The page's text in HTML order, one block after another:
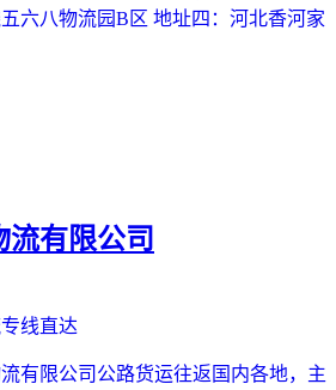
六八物流园B区 地址四：河北香河家
有限公司
线直达
有限公司公路货运往返国内各地，主